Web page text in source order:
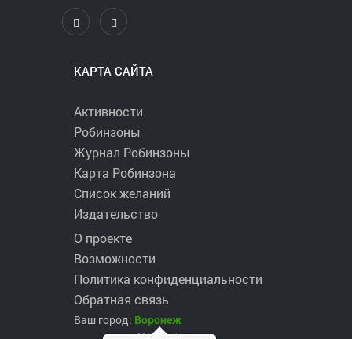
КАРТА САЙТА
Активности
Робинзоны
Журнал Робинзоны
Карта Робинзона
Список желаний
Издательство
О проекте
Возможности
Политика конфиденциальности
Обратная связь
Ваш город: Воронеж
2017 ©robinzons.ru